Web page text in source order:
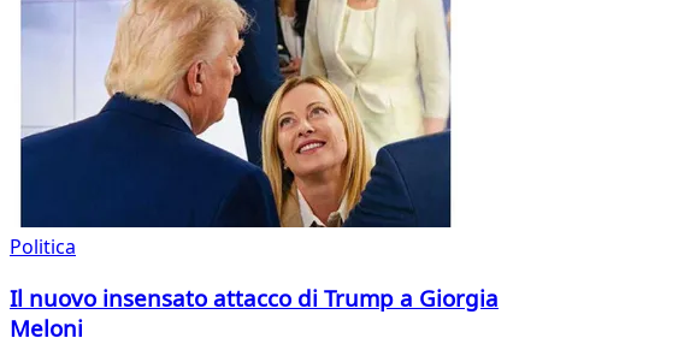
Politica
Il nuovo insensato attacco di Trump a Giorgia
Meloni